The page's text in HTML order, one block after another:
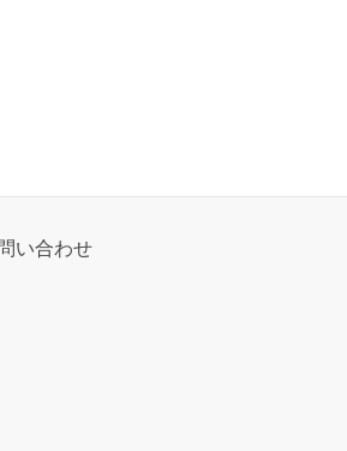
い合わせ